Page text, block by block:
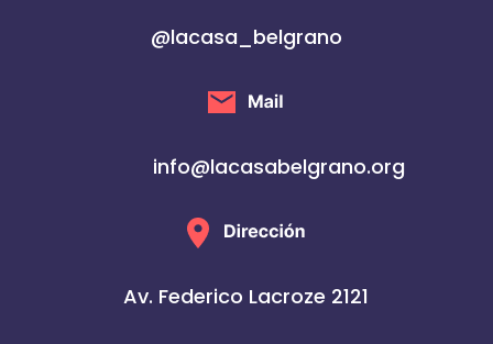
@lacasa_belgrano
info@lacasabelgrano.org
Av. Federico Lacroze 2121